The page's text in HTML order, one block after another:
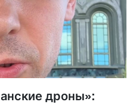
дроны»: